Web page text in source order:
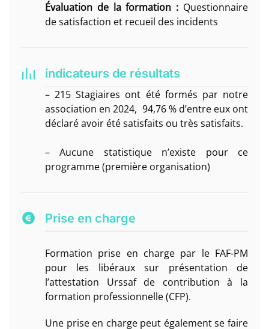
Évaluation de la formation : Questionnaire
de satisfaction et recueil des incidents
indicateurs de résultats
– 215 Stagiaires ont été formés par notre
association en 2024, 94,76 % d’entre eux ont
déclaré avoir été satisfaits ou très satisfaits.
– Aucune statistique n’existe pour ce
programme (première organisation)
Prise en charge
Formation prise en charge par le FAF-PM
pour les libéraux sur présentation de
l’attestation Urssaf de contribution à la
formation professionnelle (CFP).
Une prise en charge peut également se faire